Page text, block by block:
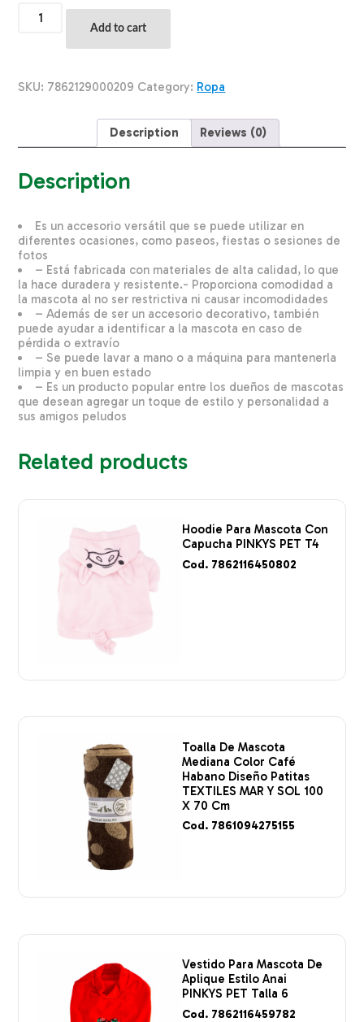
Para
Impermeable
Luna
Add to cart
SKU: 7862129000209 Category: Ropa
Description Reviews (0)
Description
Es un accesorio versátil que se puede utilizar en
diferentes ocasiones, como paseos, fiestas o sesiones de
fotos
– Está fabricada con materiales de alta calidad, lo que
la hace duradera y resistente.- Proporciona comodidad a
la mascota al no ser restrictiva ni causar incomodidades
– Además de ser un accesorio decorativo, también
puede ayudar a identificar a la mascota en caso de
pérdida o extravío
– Se puede lavar a mano o a máquina para mantenerla
limpia y en buen estado
– Es un producto popular entre los dueños de mascotas
que desean agregar un toque de estilo y personalidad a
sus amigos peludos
Related products
Hoodie Para Mascota Con
Capucha PINKYS PET T4
Cod. 7862116450802
Toalla De Mascota
Mediana Color Café
Habano Diseño Patitas
TEXTILES MAR Y SOL 100
X 70 Cm
Cod. 7861094275155
Vestido Para Mascota De
Aplique Estilo Anai
PINKYS PET Talla 6
Cod. 7862116459782